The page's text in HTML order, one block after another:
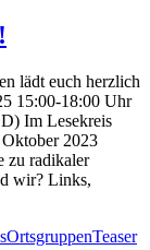
lädt euch herzlich
15:00-18:00 Uhr
Im Lesekreis
2023
zu radikaler
wir? Links,
OrtsgruppenTeaser